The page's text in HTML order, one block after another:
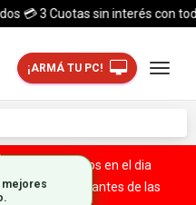
💳 3 Cuotas sin interés con
¡ARMÁ TU PC!
el pais. ¡ Envios en el dia
tu compra antes de las
mejores